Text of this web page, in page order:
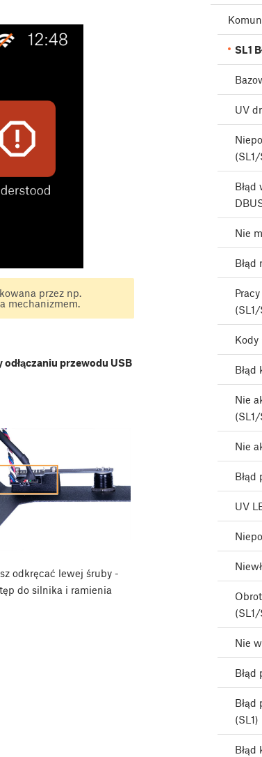
przez np.
mechanizmem.
przewodu USB
odkręcać lewej śruby -
do silnika i ramienia
SL1
UV
(SL1/
Nie
Błąd
(SL1/
Kody
Błąd
Nie
(SL1/
Nie
Błąd
UV
(SL1/
Nie
Błąd
Błąd
(SL1)
Błąd